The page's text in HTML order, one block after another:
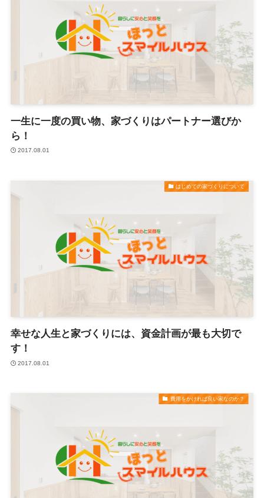
一生に一度の買い物、家づくりはパートナー選びか
ら！
2017.08.01
はじめての家づくりについて
幸せな人生と家づくりには、資金計画が最も大切で
す！
2017.08.01
費用をかければ良い家なのか？